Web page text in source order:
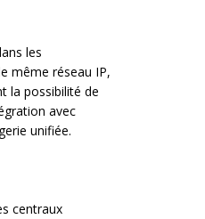
les
même réseau IP,
la possibilité de
avec
unifiée.
centraux